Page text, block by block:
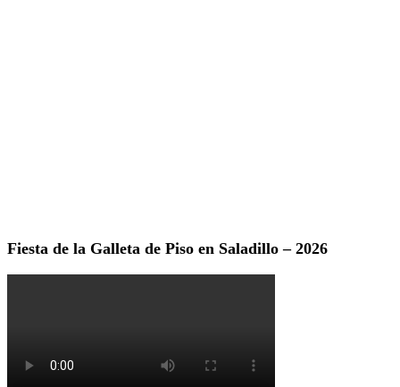
Fiesta de la Galleta de Piso en Saladillo – 2026